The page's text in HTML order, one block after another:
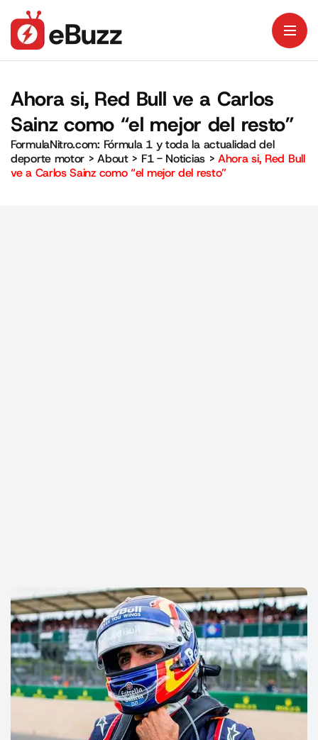
Ahora si, Red Bull ve a Carlos
Sainz como “el mejor del resto”
FormulaNitro.com: Fórmula 1 y toda la actualidad del
deporte motor >About> F1 - Noticias>Ahora si, Red Bull
ve a Carlos Sainz como “el mejor del resto”